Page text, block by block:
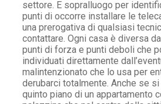
settore. E sopralluogo per
punti di occorre installare le
una prerogativa di qualsiasi
contattare. Ogni casa è diversa
punti di forza e punti deboli che
individuati direttamente
malintenzionato che lo usa per
derubarci totalmente. Anche se
quinto piano di un appartamento